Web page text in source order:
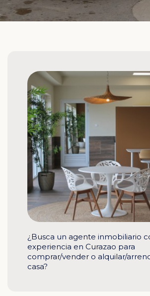
¿Busca un agente inmobiliario
experiencia en Curazao para
comprar/vender o alquilar/
casa?